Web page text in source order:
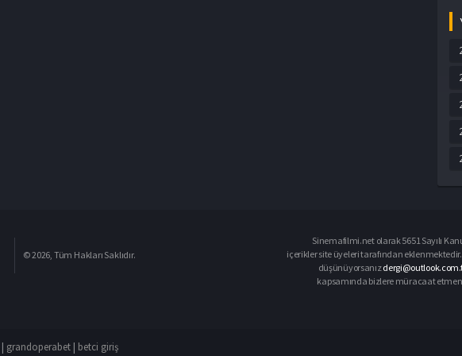
© 2026, Tüm Hakları Saklıdır.
Sinemafilmi.net olarak 5651 Sayılı
içerikler site üyeleri tarafından
düşünüyorsanız
kapsamında bizlere müracaat
| grandoperabet | betci giriş